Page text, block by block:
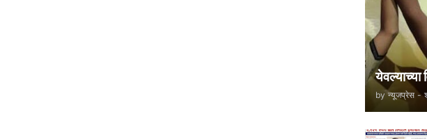
by न्यूजप्रेस -